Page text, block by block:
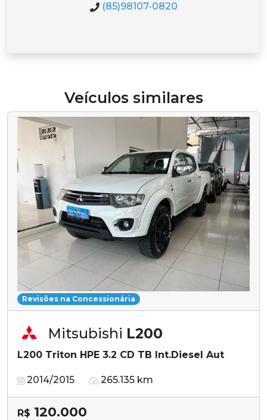
(85)98107-0820
Veículos similares
Revisões na Concessionária
Mitsubishi L200
L200 Triton HPE 3.2 CD TB Int.Diesel Aut
2014/2015 265.135 km
R$ 120.000